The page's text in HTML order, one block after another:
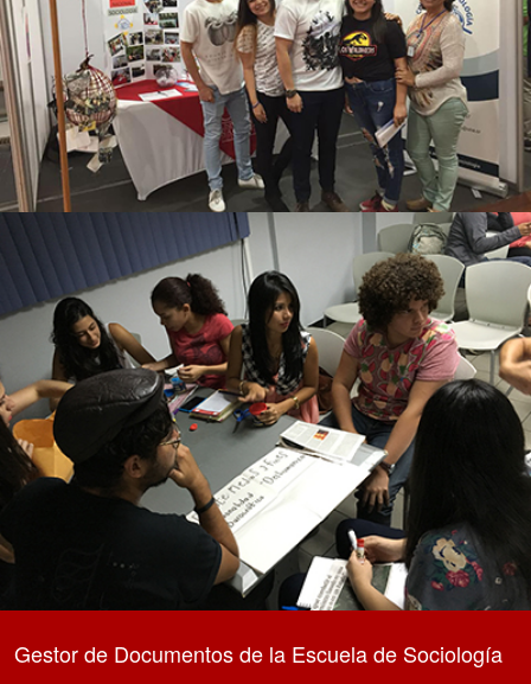
Gestor de Documentos de la Escuela de Sociología